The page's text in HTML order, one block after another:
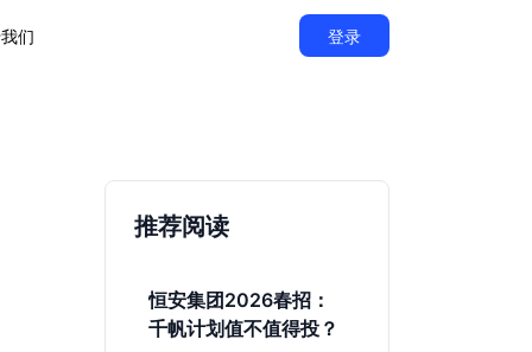
们 登录
推荐阅读
恒安集团2026春招：
千帆计划值不值得投？